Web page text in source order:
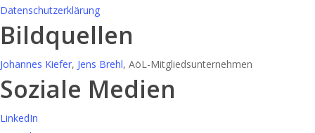
Datenschutzerklärung
Bildquellen
Johannes Kiefer, Jens Brehl, AöL-Mitgliedsunternehmen
Soziale Medien
LinkedIn